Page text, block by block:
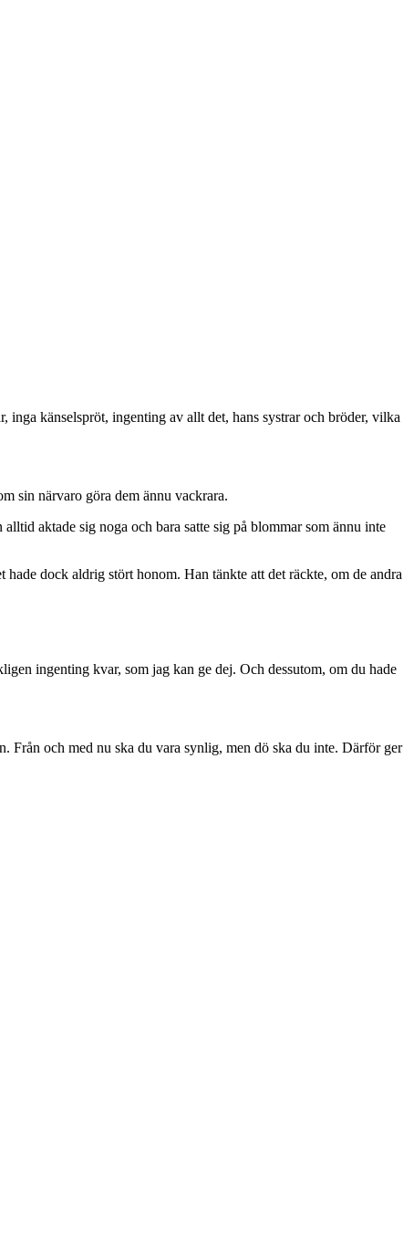
känselspröt, ingenting av allt det, hans systrar och bröder, vilka
sin närvaro göra dem ännu vackrara.
aktade sig noga och bara satte sig på blommar som ännu inte
dock aldrig stört honom. Han tänkte att det räckte, om de andra
ingenting kvar, som jag kan ge dej. Och dessutom, om du hade
Från och med nu ska du vara synlig, men dö ska du inte. Därför ger